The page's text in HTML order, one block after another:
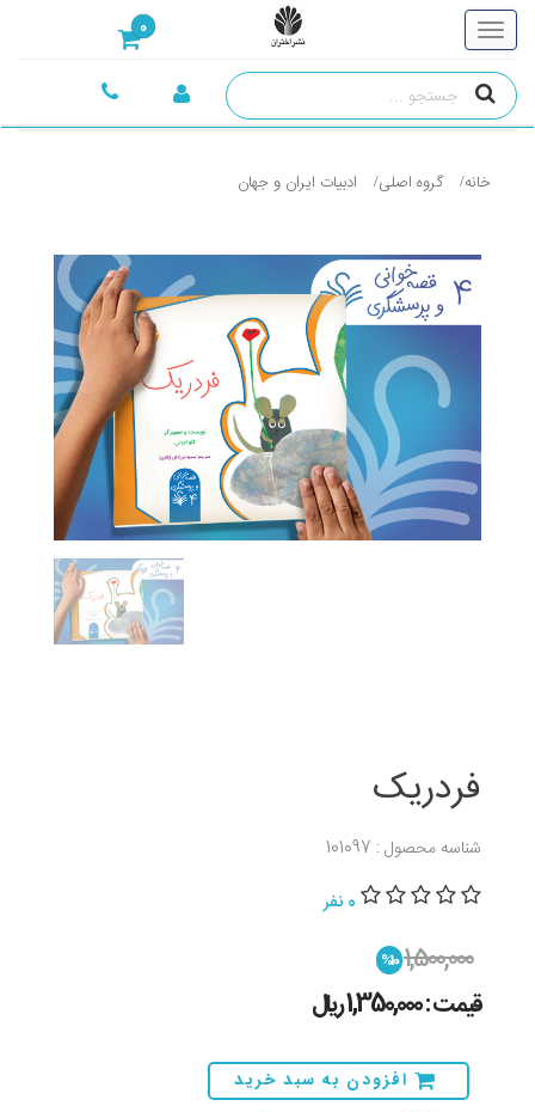
0
خانه گروه اصلی ادبيات ايران و جهان
فردریک
شناسه محصول : 101097
0 نفر
1,500,000
%10
قیمت : 1,350,000 ريال
افزودن به سبد خرید